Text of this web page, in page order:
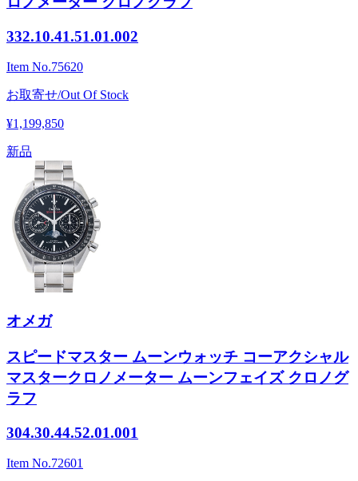
332.10.41.51.01.002
Item No.75620
お取寄せ/Out Of Stock
¥1,199,850
新品
オメガ
スピードマスター ムーンウォッチ コーアクシャル
マスタークロノメーター ムーンフェイズ クロノグ
ラフ
304.30.44.52.01.001
Item No.72601